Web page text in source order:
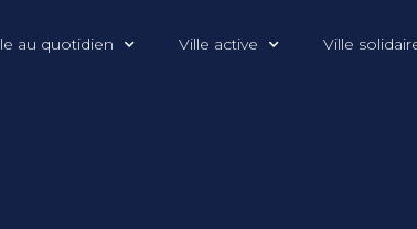
au quotidien Ville active Ville